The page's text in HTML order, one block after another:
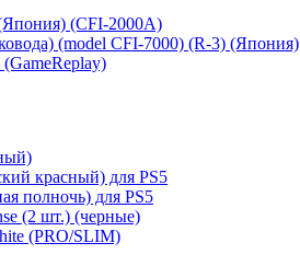
(CFI-2000A)
(model CFI-7000) (R-3) (Япония)
красный) для PS5
полночь) для PS5
(2 шт.) (черные)
(PRO/SLIM)